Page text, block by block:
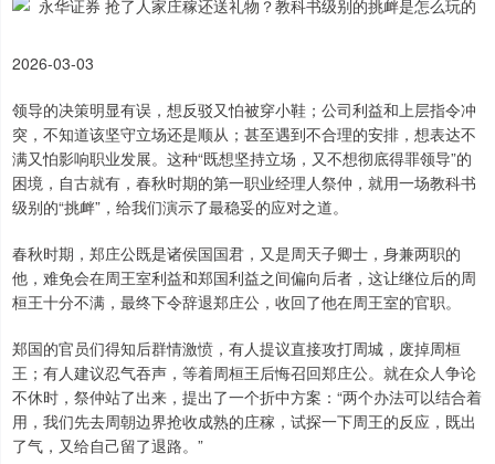
2026-03-03
领导的决策明显有误，想反驳又怕被穿小鞋；公司利益和上层指令冲
突，不知道该坚守立场还是顺从；甚至遇到不合理的安排，想表达不
满又怕影响职业发展。这种“既想坚持立场，又不想彻底得罪领导”的
困境，自古就有，春秋时期的第一职业经理人祭仲，就用一场教科书
级别的“挑衅”，给我们演示了最稳妥的应对之道。
春秋时期，郑庄公既是诸侯国国君，又是周天子卿士，身兼两职的
他，难免会在周王室利益和郑国利益之间偏向后者，这让继位后的周
桓王十分不满，最终下令辞退郑庄公，收回了他在周王室的官职。
郑国的官员们得知后群情激愤，有人提议直接攻打周城，废掉周桓
王；有人建议忍气吞声，等着周桓王后悔召回郑庄公。就在众人争论
不休时，祭仲站了出来，提出了一个折中方案：“两个办法可以结合着
用，我们先去周朝边界抢收成熟的庄稼，试探一下周王的反应，既出
了气，又给自己留了退路。”